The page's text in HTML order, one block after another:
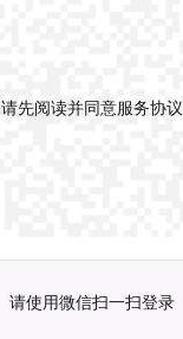
请先阅读并同意服务协议
请使用微信扫一扫登录